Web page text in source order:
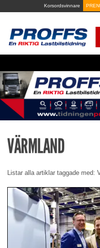
to
Korsordsvinnare
VÄRMLAND
Listar alla artiklar taggade med: